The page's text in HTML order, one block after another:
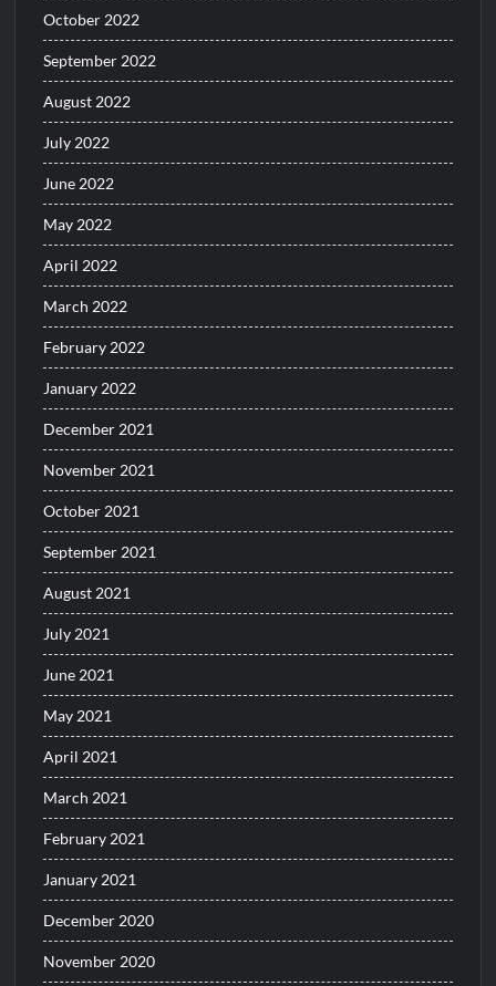
October 2022
September 2022
August 2022
July 2022
June 2022
May 2022
April 2022
March 2022
February 2022
January 2022
December 2021
November 2021
October 2021
September 2021
August 2021
July 2021
June 2021
May 2021
April 2021
March 2021
February 2021
January 2021
December 2020
November 2020